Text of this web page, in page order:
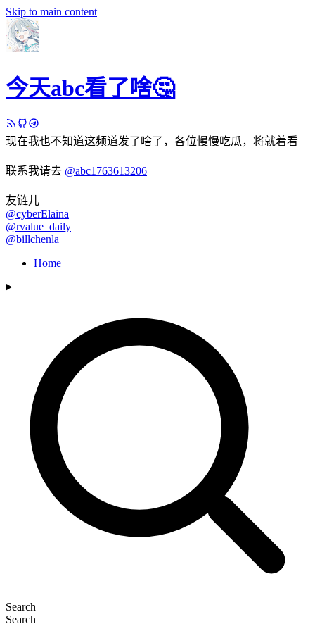
Skip to main content
今天abc看了啥🤔
现在我也不知道这频道发了啥了，各位慢慢吃瓜，将就着看
联系我请去 @abc1763613206
友链儿
@cyberElaina
@rvalue_daily
@billchenla
Home
Search
Search